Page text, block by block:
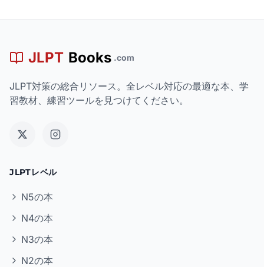
JLPT Books .com
JLPT対策の総合リソース。全レベル対応の最適な本、学
習教材、練習ツールを見つけてください。
JLPTレベル
N5の本
N4の本
N3の本
N2の本